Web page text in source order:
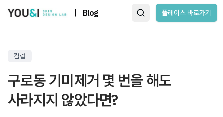
Blog 플레이스 바로가기
칼럼
구로동 기미제거 몇 번을 해도
사라지지 않았다면?